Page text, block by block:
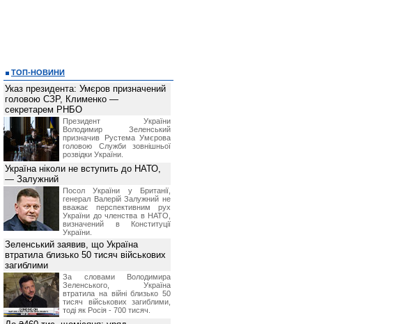
ТОП-НОВИНИ
Указ президента: Умєров призначений
головою СЗР, Клименко —
секретарем РНБО
Президент України
Володимир Зеленський
призначив Pустема Умєрова
головою Служби зовнішньої
розвідки України.
Україна ніколи не вступить до НАТО,
— Залужний
Посол України у Британії,
генерал Валерій Залужний не
вважає перспективним рух
України до членства в НАТО,
визначений в Конституції
України.
Зеленський заявив, що Україна
втратила близько 50 тисяч військових
загиблими
За словами Володимира
Зеленського, Україна
втратила на війні близько 50
тисяч військових загиблими,
тоді як Росія - 700 тисяч.